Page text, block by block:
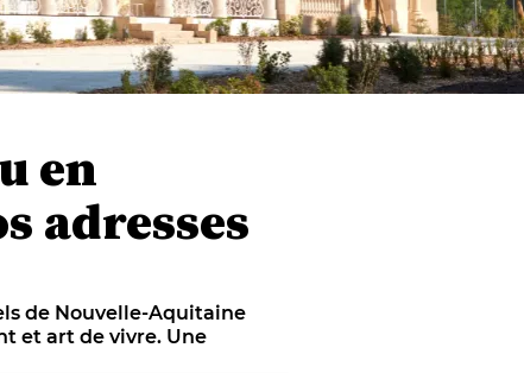
en
adresses
de Nouvelle-Aquitaine
et art de vivre. Une